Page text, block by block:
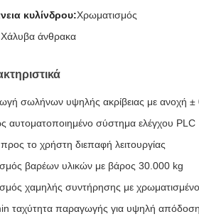
κυλίνδρου:Χρωματισμός
Χάλυβα άνθρακα
σωλήνων υψηλής ακρίβειας με ανοχή ±
αυτοματοποιημένο σύστημα ελέγχου PLC
προς το χρήστη διεπαφή λειτουργίας
βαρέων υλικών με βάρος 30.000 kg
χαμηλής συντήρησης με
ταχύτητα παραγωγής για υψηλή απόδοση